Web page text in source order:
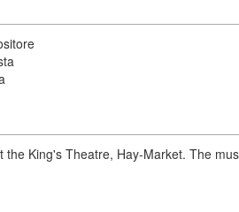
King's Theatre, Hay-Market. The